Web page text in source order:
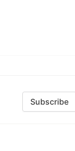
Subscribe